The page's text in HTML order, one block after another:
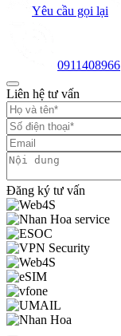
Yêu cầu gọi lại
0911408966
Liên hệ tư vấn
Đăng ký tư vấn